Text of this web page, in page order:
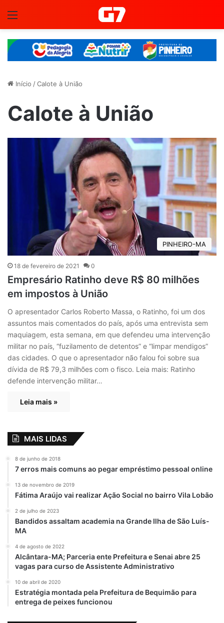
Início /Calote à União
Calote à União
PINHEIRO-MA
18 de fevereiro de 2021 0
Empresário Ratinho deve R$ 80 milhões
em impostos à União
O apresentador Carlos Roberto Massa, o Ratinho, foi um dos
assuntos mais comentados do país, após uma entrevista sem
maquiagem, esta semana, em que defendeu uma intervenção
militar no país, “fuzilamento de detentos” e “limpar mendigos”
das cidades. O que o apresentador não falou foi sobre sua
dívida de R$ 79,3 milhões com o fisco. Leia mais: Ratinho
defende intervenção militar…
Leia mais »
MAIS LIDAS
8 de junho de 2018
7 erros mais comuns ao pegar empréstimo pessoal online
13 de novembro de 2019
Fátima Araújo vai realizar Ação Social no bairro Vila Lobão
2 de julho de 2023
Bandidos assaltam academia na Grande Ilha de São Luís-
MA
4 de agosto de 2022
Alcântara-MA; Parceria ente Prefeitura e Senai abre 25
vagas para curso de Assistente Administrativo
10 de abril de 2020
Estratégia montada pela Prefeitura de Bequimão para
entrega de peixes funcionou